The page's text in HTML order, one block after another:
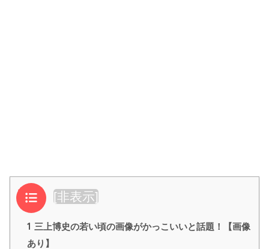
目次 [非表示]
1 三上博史の若い頃の画像がかっこいいと話題！【画像
あり】